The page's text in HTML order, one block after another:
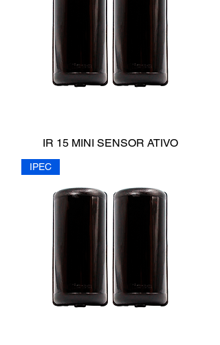
IR 15 MINI SENSOR ATIVO
IPEC